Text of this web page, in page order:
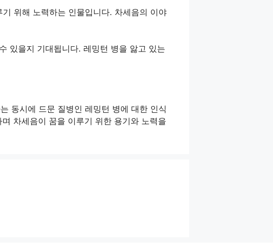
기 위해 노력하는 인물입니다. 차세음의 이야
있을지 기대됩니다. 레밍턴 병을 앓고 있는
동시에 드문 질병인 레밍턴 병에 대한 인식
차세음이 꿈을 이루기 위한 용기와 노력을